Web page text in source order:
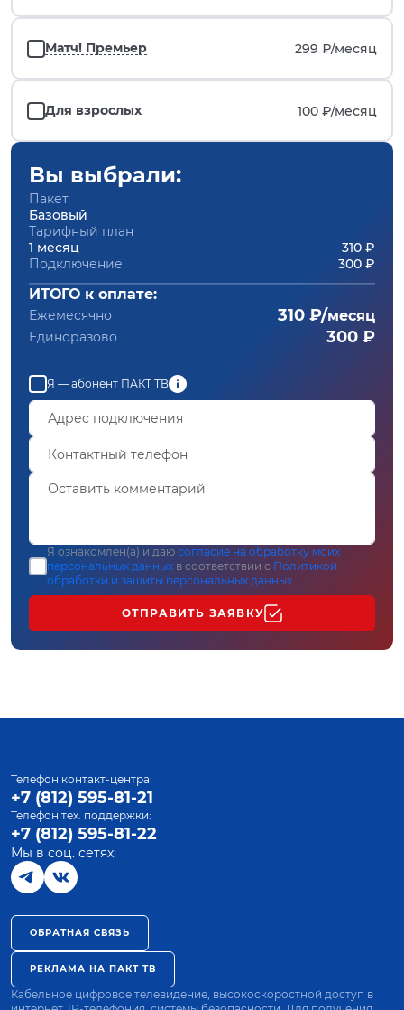
Матч! Премьер 299 ₽/месяц
Для взрослых 100 ₽/месяц
Вы выбрали:
Пакет
Базовый
Тарифный план
1 месяц
310 ₽
Подключение
300 ₽
ИТОГО к оплате:
Ежемесячно 310 ₽/месяц
Единоразово 300 ₽
Я — абонент ПАКТ ТВ
Я ознакомлен(а) и даю согласие на обработку моих
персональных данных в соответствии с Политикой
обработки и защиты персональных данных
ОТПРАВИТЬ ЗАЯВКУ
Телефон контакт-центра:
+7 (812) 595-81-21
Телефон тех. поддержки:
+7 (812) 595-81-22
Мы в соц. сетях:
ОБРАТНАЯ СВЯЗЬ
РЕКЛАМА НА ПАКТ ТВ
Кабельное цифровое телевидение, высокоскоростной доступ в